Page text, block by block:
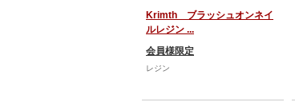
Krimth ブラッシュオンネイ
ルレジン ...
会員様限定
レジン